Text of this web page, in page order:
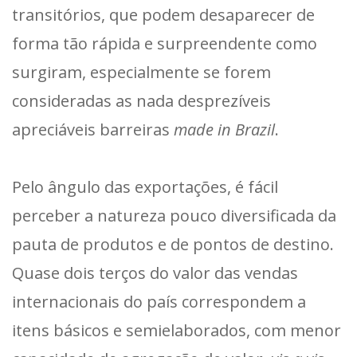
transitórios, que podem desaparecer de
forma tão rápida e surpreendente como
surgiram, especialmente se forem
consideradas as nada desprezíveis
apreciáveis barreiras made in Brazil.
Pelo ângulo das exportações, é fácil
perceber a natureza pouco diversificada da
pauta de produtos e de pontos de destino.
Quase dois terços do valor das vendas
internacionais do país correspondem a
itens básicos e semielaborados, com menor